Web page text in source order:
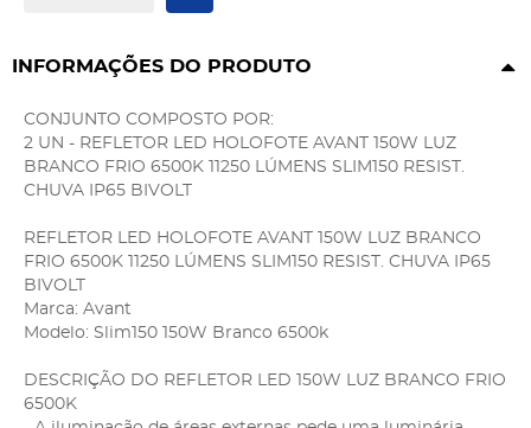
INFORMAÇÕES DO PRODUTO
CONJUNTO COMPOSTO POR:
2 UN - REFLETOR LED HOLOFOTE AVANT 150W LUZ
BRANCO FRIO 6500K 11250 LÚMENS SLIM150 RESIST.
CHUVA IP65 BIVOLT
REFLETOR LED HOLOFOTE AVANT 150W LUZ BRANCO
FRIO 6500K 11250 LÚMENS SLIM150 RESIST. CHUVA IP65
BIVOLT
Marca: Avant
Modelo: Slim150 150W Branco 6500k
DESCRIÇÃO DO REFLETOR LED 150W LUZ BRANCO FRIO
6500K